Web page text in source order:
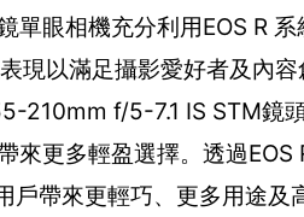
單眼相機充分利用EOS R
現以滿足攝影愛好者及內
210mm f/5-7.1 IS STM鏡
來更多輕盈選擇。透過
戶帶來更輕巧、更多用途